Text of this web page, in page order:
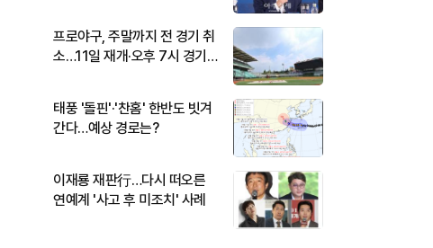
프로야구, 주말까지 전 경기 취
소…11일 재개·오후 7시 경기
태풍 '돌핀'·'찬홈' 한반도 빗겨
간다…예상 경로는?
이재룡 재판行…다시 떠오른
연예계 '사고 후 미조치' 사례